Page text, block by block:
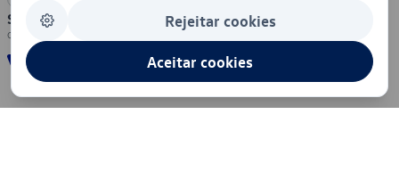
Segurança Rejeitar cookies
Aceitar cookies